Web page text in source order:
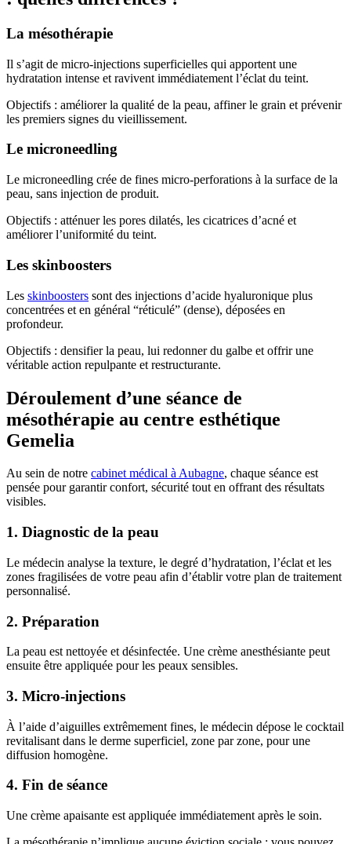
La mésothérapie
Il s’agit de micro-injections superficielles qui apportent une
hydratation intense et ravivent immédiatement l’éclat du teint.
Objectifs : améliorer la qualité de la peau, affiner le grain et prévenir
les premiers signes du vieillissement.
Le microneedling
Le microneedling crée de fines micro-perforations à la surface de la
peau, sans injection de produit.
Objectifs : atténuer les pores dilatés, les cicatrices d’acné et
améliorer l’uniformité du teint.
Les skinboosters
Les skinboosters sont des injections d’acide hyaluronique plus
concentrées et en général “réticulé” (dense), déposées en
profondeur.
Objectifs : densifier la peau, lui redonner du galbe et offrir une
véritable action repulpante et restructurante.
Déroulement d’une séance de
mésothérapie au centre esthétique
Gemelia
Au sein de notre cabinet médical à Aubagne, chaque séance est
pensée pour garantir confort, sécurité tout en offrant des résultats
visibles.
1. Diagnostic de la peau
Le médecin analyse la texture, le degré d’hydratation, l’éclat et les
zones fragilisées de votre peau afin d’établir votre plan de traitement
personnalisé.
2. Préparation
La peau est nettoyée et désinfectée. Une crème anesthésiante peut
ensuite être appliquée pour les peaux sensibles.
3. Micro-injections
À l’aide d’aiguilles extrêmement fines, le médecin dépose le cocktail
revitalisant dans le derme superficiel, zone par zone, pour une
diffusion homogène.
4. Fin de séance
Une crème apaisante est appliquée immédiatement après le soin.